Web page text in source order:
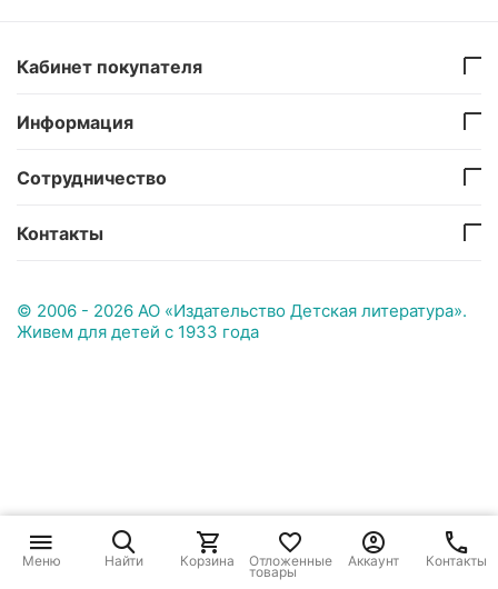
Кабинет покупателя
Информация
Сотрудничество
Контакты
© 2006 - 2026 АО «Издательство Детская литература».
Живем для детей с 1933 года
Меню Найти Корзина Отложенные
товары
Аккаунт Контакты